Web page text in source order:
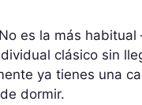
es la más
clásico sin
ya tienes una
dormir.